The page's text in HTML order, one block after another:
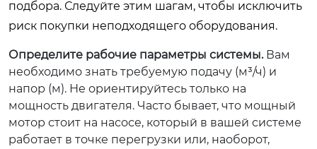
подбора. Следуйте этим шагам, чтобы исключить
риск покупки неподходящего оборудования.
Определите рабочие параметры системы.Вам
необходимо знать требуемую подачу (м³/ч) и
напор (м). Не ориентируйтесь только на
мощность двигателя. Часто бывает, что мощный
мотор стоит на насосе, который в вашей системе
работает в точке перегрузки или, наоборот,